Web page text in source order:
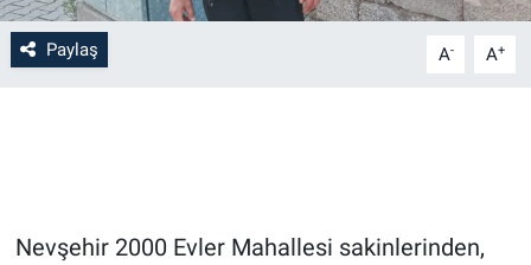
Paylaş A- A+
Nevşehir 2000 Evler Mahallesi sakinlerinden,
Medya